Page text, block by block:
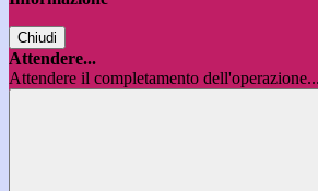
Chiudi
Attendere...
Attendere il completamento dell'operazione...